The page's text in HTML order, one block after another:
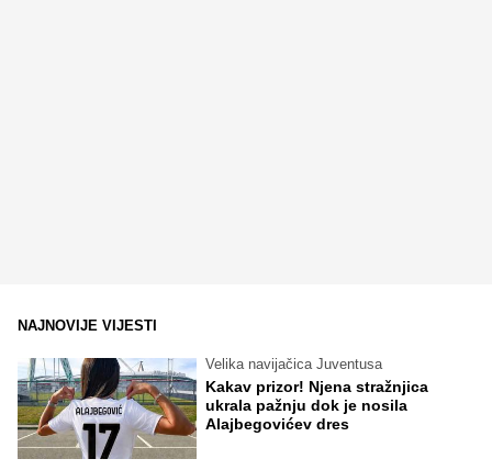
NAJNOVIJE VIJESTI
Velika navijačica Juventusa
Kakav prizor! Njena stražnjica
ukrala pažnju dok je nosila
Alajbegovićev dres